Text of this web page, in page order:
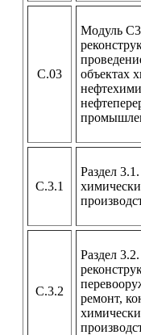
С.03
Модуль
объектах
С.3.1
Раздел
С.3.2
Раздел
ремонт,